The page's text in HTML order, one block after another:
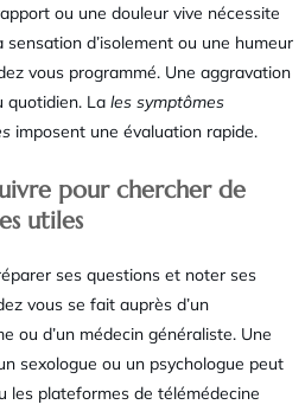
ou une douleur vive nécessite
d’isolement ou une humeur
vous programmé. Une aggravation
quotidien. La les symptômes
imposent une évaluation rapide.
pour chercher de
utiles
ses questions et noter ses
vous se fait auprès d’un
ou d’un médecin généraliste. Une
sexologue ou un psychologue peut
les plateformes de télémédecine